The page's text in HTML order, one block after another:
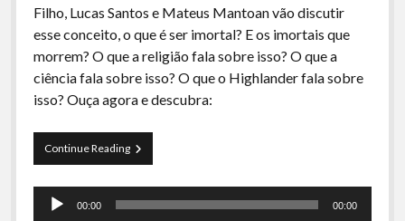
Papo Tranqueira
A Ripa É a Lei
Especiais
Preliminares
Filho, Lucas Santos e Mateus Mantoan vão discutir
esse conceito, o que é ser imortal? E os imortais que
morrem? O que a religião fala sobre isso? O que a
ciência fala sobre isso? O que o Highlander fala sobre
isso? Ouça agora e descubra:
Continue ReadingCurva
de
–
Tocador
00:00 00:00